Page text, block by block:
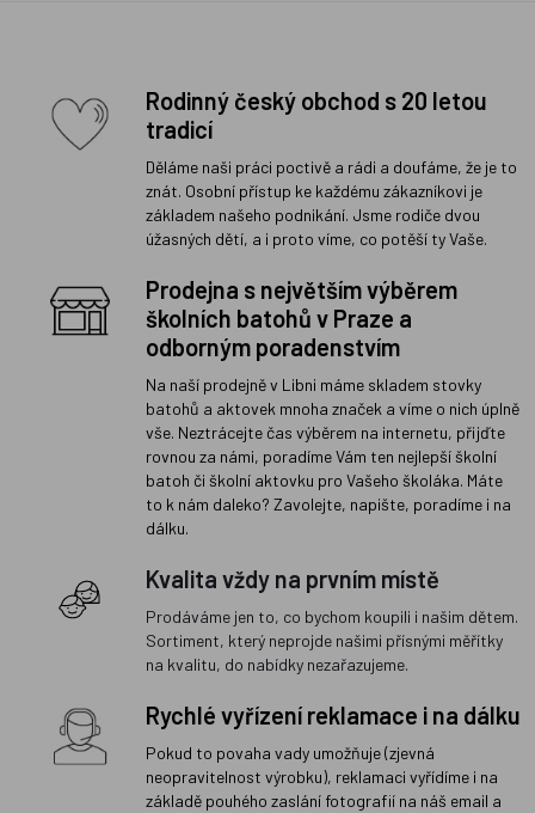
Rodinný český obchod s 20 letou
tradicí
Děláme naši práci poctivě a rádi a doufáme, že je to
znát. Osobní přístup ke každému zákazníkovi je
základem našeho podnikání. Jsme rodiče dvou
úžasných dětí, a i proto víme, co potěší ty Vaše.
Prodejna s největším výběrem
školních batohů v Praze a
odborným poradenstvím
Na naší prodejně v Libni máme skladem stovky
batohů a aktovek mnoha značek a víme o nich úplně
vše. Neztrácejte čas výběrem na internetu, přijďte
rovnou za námi, poradíme Vám ten nejlepší školní
batoh či školní aktovku pro Vašeho školáka. Máte
to k nám daleko? Zavolejte, napište, poradíme i na
dálku.
Kvalita vždy na prvním místě
Prodáváme jen to, co bychom koupili i našim dětem.
Sortiment, který neprojde našimi přísnými měřítky
na kvalitu, do nabídky nezařazujeme.
Rychlé vyřízení reklamace i na dálku
Pokud to povaha vady umožňuje (zjevná
neopravitelnost výrobku), reklamaci vyřídíme i na
základě pouhého zaslání fotografií na náš email a